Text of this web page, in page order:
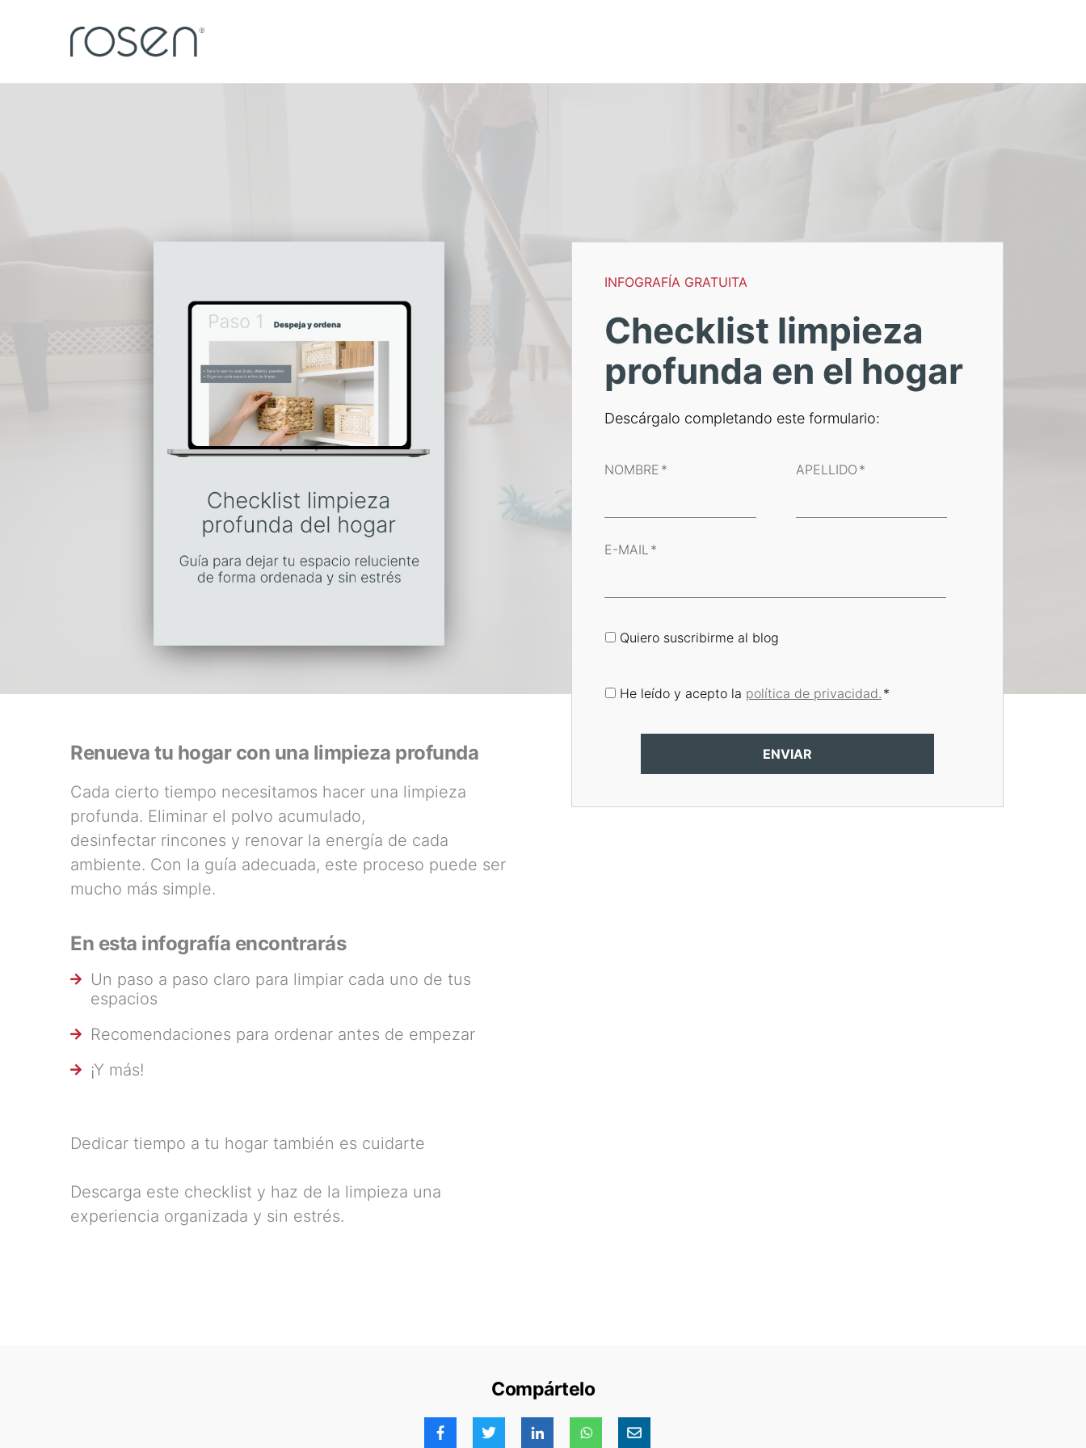
INFOGRAFÍA GRATUITA
Checklist limpieza
profunda en el hogar
Descárgalo completando este formulario:
NOMBRE * APELLIDO *
E-MAIL *
Quiero suscribirme al blog
He leído y acepto la política de privacidad. *
Renueva tu hogar con una limpieza profunda
Cada cierto tiempo necesitamos hacer una limpieza
profunda. Eliminar el polvo acumulado,
desinfectar rincones y renovar la energía de cada
ambiente. Con la guía adecuada, este proceso puede ser
mucho más simple.
En esta infografía encontrarás
Un paso a paso claro para limpiar cada uno de tus
espacios
Recomendaciones para ordenar antes de empezar
¡Y más!
Dedicar tiempo a tu hogar también es cuidarte
Descarga este checklist y haz de la limpieza una
experiencia organizada y sin estrés.
Compártelo